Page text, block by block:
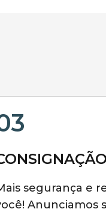
segurança e
Anunciamos